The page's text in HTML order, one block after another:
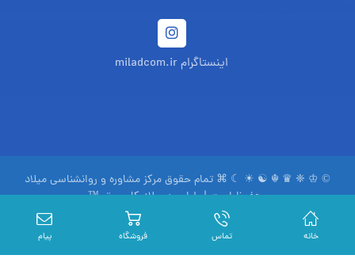
اینستاگرام miladcom.ir
© ♔ ❈ ♛ ☬ ☯ ☀ ☾ ⌘ تمام حقوق مرکز مشاوره و روانشناسی میلاد
محفوظ است | طراحی:میلاد کامپیوتر ™
سیاست حفظ حریم خصوصی
www.miladcom.com
خانه تماس فروشگاه پیام